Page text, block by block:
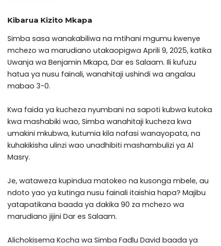
Kibarua Kizito Mkapa
Simba sasa wanakabiliwa na mtihani mgumu kwenye
mchezo wa marudiano utakaopigwa Aprili 9, 2025, katika
Uwanja wa Benjamin Mkapa, Dar es Salaam. Ili kufuzu
hatua ya nusu fainali, wanahitaji ushindi wa angalau
mabao 3-0.
Kwa faida ya kucheza nyumbani na sapoti kubwa kutoka
kwa mashabiki wao, Simba wanahitaji kucheza kwa
umakini mkubwa, kutumia kila nafasi wanayopata, na
kuhakikisha ulinzi wao unadhibiti mashambulizi ya Al
Masry.
Je, wataweza kupindua matokeo na kusonga mbele, au
ndoto yao ya kutinga nusu fainali itaishia hapa? Majibu
yatapatikana baada ya dakika 90 za mchezo wa
marudiano jijini Dar es Salaam.
Alichokisema Kocha wa Simba Fadlu David baada ya